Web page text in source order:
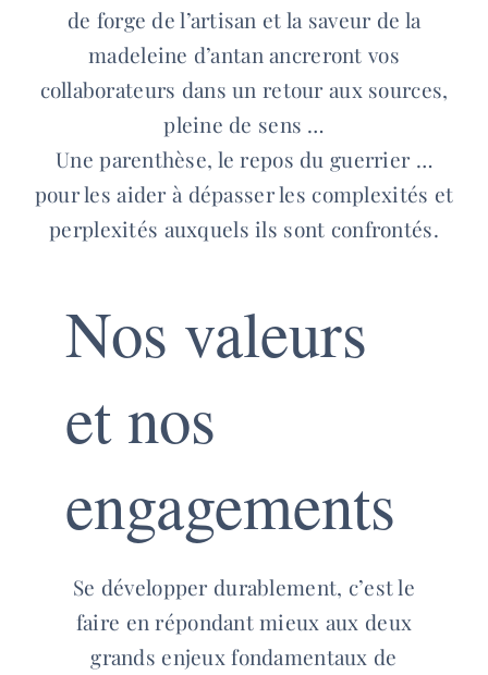
de forge de l’artisan et la saveur de la
madeleine d’antan ancreront vos
collaborateurs dans un retour aux sources,
pleine de sens …
Une parenthèse, le repos du guerrier …
pour les aider à dépasser les complexités et
perplexités auxquels ils sont confrontés.
Nos valeurs
et nos
engagements
Se développer durablement, c’est le
faire en répondant mieux aux deux
grands enjeux fondamentaux de